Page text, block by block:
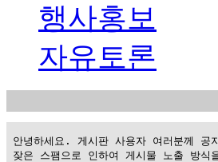
행사홍보
자유토론
안녕하세요. 게시판 사용자 여러분께 공
잦은 스팸으로 인하여 게시물 노출 방식